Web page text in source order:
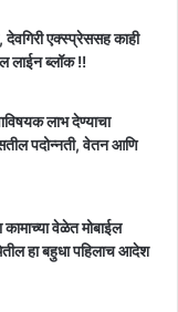
एक्स्प्रेससह काही
लाईन ब्लॉक !!
लाभ देण्याचा
पदोन्नती, वेतन आणि
कामाच्या वेळेत मोबाईल
हा बहुधा पहिलाच आदेश